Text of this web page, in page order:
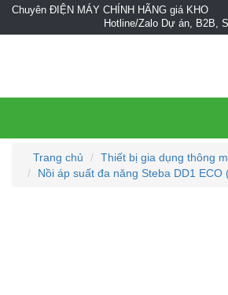
Chuyên ĐIỆN MÁY CHÍNH HÃNG giá KHO
Hotline/Zalo Dự án, B2B,
Trang chủ
Thiết bị gia dụng thông
Nồi áp suất đa năng Steba DD1 ECO